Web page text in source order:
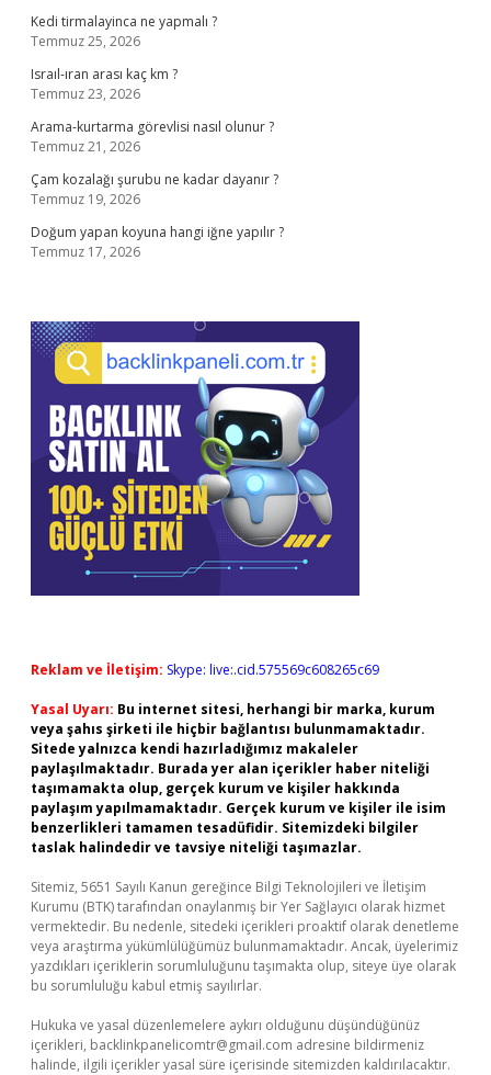
Kedi tirmalayinca ne yapmalı ?
Temmuz 25, 2026
Israıl-ıran arası kaç km ?
Temmuz 23, 2026
Arama-kurtarma görevlisi nasıl olunur ?
Temmuz 21, 2026
Çam kozalağı şurubu ne kadar dayanır ?
Temmuz 19, 2026
Doğum yapan koyuna hangi iğne yapılır ?
Temmuz 17, 2026
Reklam ve İletişim: Skype: live:.cid.575569c608265c69
Yasal Uyarı: Bu internet sitesi, herhangi bir marka, kurum
veya şahıs şirketi ile hiçbir bağlantısı bulunmamaktadır.
Sitede yalnızca kendi hazırladığımız makaleler
paylaşılmaktadır. Burada yer alan içerikler haber niteliği
taşımamakta olup, gerçek kurum ve kişiler hakkında
paylaşım yapılmamaktadır. Gerçek kurum ve kişiler ile isim
benzerlikleri tamamen tesadüfidir. Sitemizdeki bilgiler
taslak halindedir ve tavsiye niteliği taşımazlar.
Sitemiz, 5651 Sayılı Kanun gereğince Bilgi Teknolojileri ve İletişim
Kurumu (BTK) tarafından onaylanmış bir Yer Sağlayıcı olarak hizmet
vermektedir. Bu nedenle, sitedeki içerikleri proaktif olarak denetleme
veya araştırma yükümlülüğümüz bulunmamaktadır. Ancak, üyelerimiz
yazdıkları içeriklerin sorumluluğunu taşımakta olup, siteye üye olarak
bu sorumluluğu kabul etmiş sayılırlar.
Hukuka ve yasal düzenlemelere aykırı olduğunu düşündüğünüz
içerikleri, backlinkpanelicomtr@gmail.com adresine bildirmeniz
halinde, ilgili içerikler yasal süre içerisinde sitemizden kaldırılacaktır.